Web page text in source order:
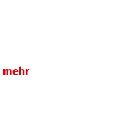
mehr